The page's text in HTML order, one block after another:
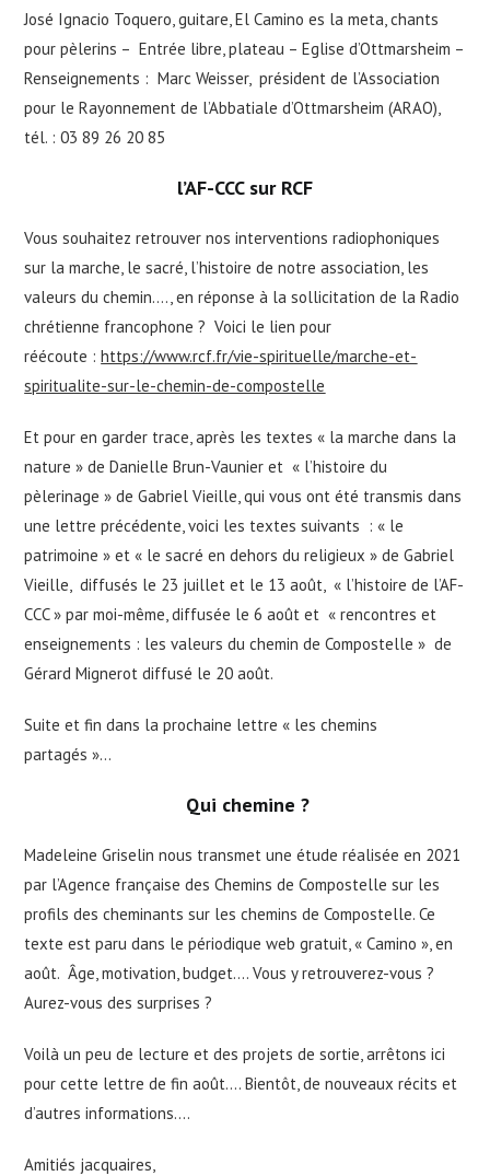
José Ignacio Toquero, guitare, El Camino es la meta, chants
pour pèlerins – Entrée libre, plateau – Eglise d’Ottmarsheim –
Renseignements : Marc Weisser, président de l’Association
pour le Rayonnement de l’Abbatiale d’Ottmarsheim (ARAO),
tél. : 03 89 26 20 85
l’AF-CCC sur RCF
Vous souhaitez retrouver nos interventions radiophoniques
sur la marche, le sacré, l’histoire de notre association, les
valeurs du chemin…., en réponse à la sollicitation de la Radio
chrétienne francophone ? Voici le lien pour
réécoute :https://www.rcf.fr/vie-spirituelle/marche-et-
spiritualite-sur-le-chemin-de-compostelle
Et pour en garder trace, après les textes « la marche dans la
nature » de Danielle Brun-Vaunier et « l’histoire du
pèlerinage » de Gabriel Vieille, qui vous ont été transmis dans
une lettre précédente, voici les textes suivants : « le
patrimoine » et « le sacré en dehors du religieux » de Gabriel
Vieille, diffusés le 23 juillet et le 13 août, « l’histoire de l’AF-
CCC » par moi-même, diffusée le 6 août et « rencontres et
enseignements : les valeurs du chemin de Compostelle » de
Gérard Mignerot diffusé le 20 août.
Suite et fin dans la prochaine lettre « les chemins
partagés »…
Qui chemine ?
Madeleine Griselin nous transmet une étude réalisée en 2021
par l’Agence française des Chemins de Compostelle sur les
profils des cheminants sur les chemins de Compostelle. Ce
texte est paru dans le périodique web gratuit, « Camino », en
août. Âge, motivation, budget…. Vous y retrouverez-vous ?
Aurez-vous des surprises ?
Voilà un peu de lecture et des projets de sortie, arrêtons ici
pour cette lettre de fin août…. Bientôt, de nouveaux récits et
d’autres informations….
Amitiés jacquaires,